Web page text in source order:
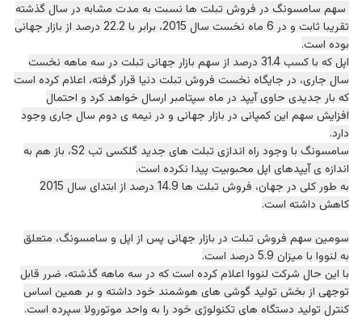
سهم سامسونگ در فروش تبلت ها نسبت به مدت مشابه در سال گذشته
تقریبا ثابت و در 6 ماه نخست سال 2015، برابر با 22.2 درصد از بازار جهانی
بوده است.
اپل که با کسب 31.4 درصد از سهم بازار جهانی تبلت در سه ماهه نخست
سال جاری، در جایگاه نخست فروش تبلت دنیا قرار گرفته، اعلام کرده است
که بار جدیدی حاوی آیپد در ماه سپتامبر ارسال خواهد کرد و احتمال
افزایش سهم این کمپانی در بازار جهانی و در نیمه ی دوم سال جاری وجود
دارد.
سامسونگ با وجود راه اندازی تبلت های جدید گلکسی تب S2، باز هم به
اندازه ی آیپدهای اپل محبوبیت پیدا نکرده است.
به طور کلی در جهان، فروش تبلت ها 14.9 درصد از ابتدای سال 2015
کاهش داشته است.
سومین سهم فروش تبلت در بازار جهانی پس از اپل و سامسونگ، متعلق
به لنووا با میزان 5.9 درصد است.
با این حال شرکت لنووا اعلام کرده است که در سه ماهه گذشته، ضرر قابل
توجهی از بخش تولید گوشی های هوشمند خود داشته و بر همین اساس
کنترل تولید دستگاه های تکنولوژی خود را به واحد موتورولا سپرده است.